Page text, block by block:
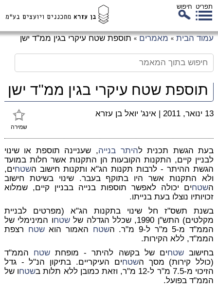
תפריט חיפוש
עמוד הבית » מאמרים » תוספת שטח עיקרי בגין ממ"ד ישן
תוספת שטח עיקרי בגין ממ"ד ישן
שמירה
13 ינואר, 2011 | אינג' יואל בן עזרא
בעת הגשת תכנית להיתר בנייה, שעניינה תוספת או שינוי
לבניין קיים, התקנות הקובעות הן התקנות אשר חלות במועד
הגשת ההיתר - לרבות תקנות הג"א ותקנות חישוב השטחים,
ולא התקנות אשר היו בתוקף בעבר. שינוי בשיטת חישוב
השטחים יכולה לאפשר תוספות בנייה בבניין קיים, שמלוא
זכויותיו נוצלו בעת בנייתו.
בשנת תשס"ז חל שינוי בתקנות הג"א (מפרטים לבניית
מקלטים) התש"ן 1990, שכלל הגדלה של
שטחו המינימלי של
הממ"ד מ-5 מ"ר ל-9 מ"ר. ה
שטח האמור הואשטח רצפת
הממ"ד, ללא הקירות.
בחישובשטחים של בקשה להיתר - מופחת שטח הממ"ד
(כולל קירות) מסך השטחים העיקריים. בתיקון הנ"ל - גדל
הזיכוי מ-7.5 מ"ר ל-12 מ"ר, וזאת כמובן ללא תלות ב
שטחו של
הממ"ד בפועל.